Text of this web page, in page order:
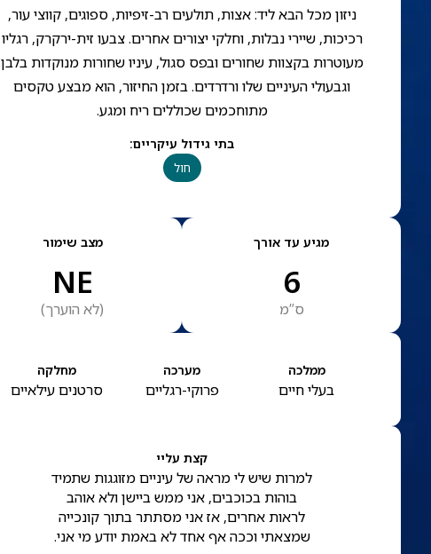
ניזון מכל הבא ליד: אצות, תולעים רב-זיפיות, ספוגים, קווצי עור,
רכיכות, שיירי נבלות, וחלקי יצורים אחרים. צבעו זית-ירקרק, רגליו
מעוטרות בקצוות שחורים ובפס סגול, עיניו שחורות מנוקדות בלבן
וגבעולי העיניים שלו ורדרדים. בזמן החיזור, הוא מבצע טקסים
מתוחכמים שכוללים ריח ומגע.
בתי גידול עיקריים:
חול
מגיע עד אורך
6
ס”מ
מצב שימור
NE
(לא הוערך)
ממלכה
בעלי חיים
מערכה
פרוקי-רגליים
מחלקה
סרטנים עילאיים
קצת עליי
למרות שיש לי מראה של עיניים מזוגגות שתמיד
בוהות בכוכבים, אני ממש ביישן ולא אוהב
לראות אחרים, אז אני מסתתר בתוך קונכייה
שמצאתי וככה אף אחד לא באמת יודע מי אני.